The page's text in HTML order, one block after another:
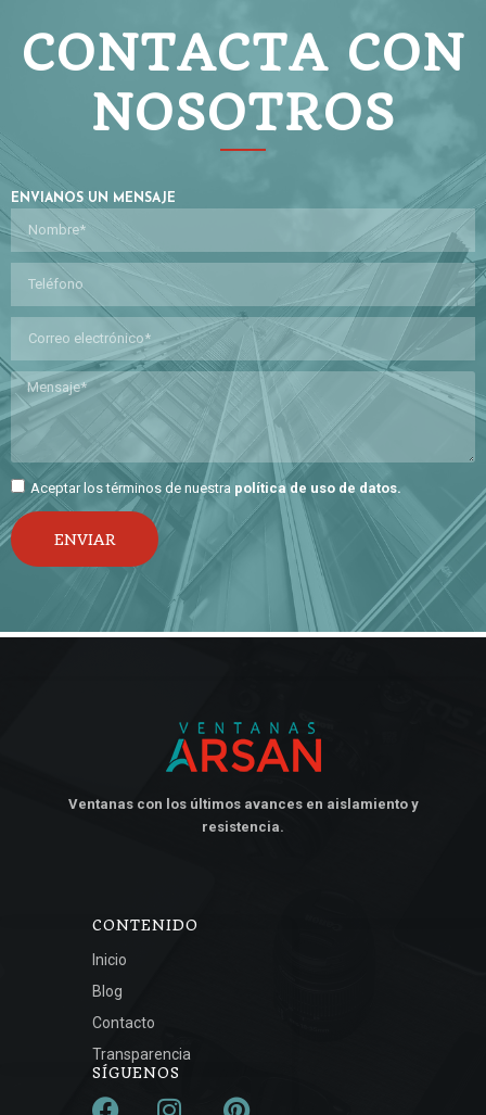
CONTACTA CON
NOSOTROS
ENVIANOS UN MENSAJE
Aceptar los términos de nuestra política de uso de datos.
ENVIAR
SÍGUENOS
CONTENIDO
Inicio
Blog
Contacto
Transparencia
Ventanas con los últimos avances en aislamiento y
resistencia.